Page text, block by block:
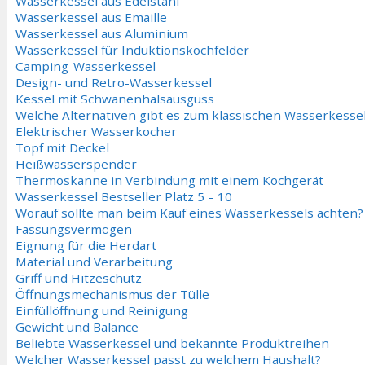
Wasserkessel aus Emaille
Wasserkessel aus Aluminium
Wasserkessel für Induktionskochfelder
Camping-Wasserkessel
Design- und Retro-Wasserkessel
Kessel mit Schwanenhalsausguss
Welche Alternativen gibt es zum klassischen
Elektrischer Wasserkocher
Topf mit Deckel
Heißwasserspender
Thermoskanne in Verbindung mit einem Kochgerät
Wasserkessel Bestseller Platz 5 – 10
Worauf sollte man beim Kauf eines Wasserkessels achten?
Fassungsvermögen
Eignung für die Herdart
Material und Verarbeitung
Griff und Hitzeschutz
Öffnungsmechanismus der Tülle
Einfüllöffnung und Reinigung
Gewicht und Balance
Beliebte Wasserkessel und bekannte Produktreihen
Welcher Wasserkessel passt zu welchem Haushalt?